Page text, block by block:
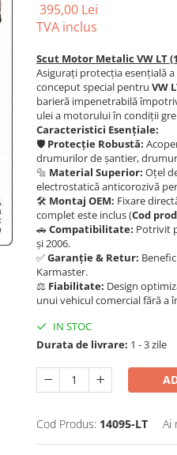
395,00 Lei
TVA inclus
Scut Motor Metalic VW LT
Asigurați protecția esențială
conceput special pentru VW
barieră impenetrabilă
ulei a motorului în condiții
Caracteristici Esențiale:
🛡️ Protecție Robustă:
drumurilor de șantier,
🔩 Material Superior: Oțel
electrostatică anticorozivă
🛠️ Montaj OEM: Fixare
complet este inclus (Cod
🚗Compatibilitate: Potrivit
și 2006.
✅Garanție & Retur:
Karmaster.
⚖️ Fiabilitate: Design
unui vehicul comercial fără a
IN STOC
Durata de livrare: 1 - 3 zile
Cod Produs: 14095-LT Ai